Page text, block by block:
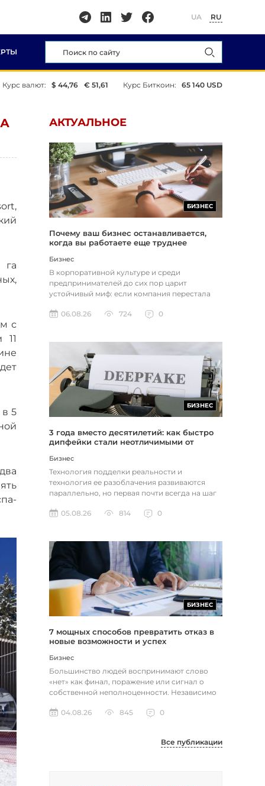
UA RU
Курс валют: $ 44,76 € 51,61 Курс Биткоин: 65 140 USD
га
с
11
5
АКТУАЛЬНОЕ
БИЗНЕС
Почему ваш бизнес останавливается,
когда вы работаете еще труднее
Бизнес
В корпоративной культуре и среди
предпринимателей до сих пор царит
устойчивый миф: если компания перестала
пр...06.08.26 724 0
БИЗНЕС
3 года вместо десятилетий: как быстро
дипфейки стали неотличимыми от
Бизнес
Технология подделки реальности и
технология ее разоблачения развиваются
параллельно, но первая почти всегда на шаг
05.08.26
814 0
БИЗНЕС
7 мощных способов превратить отказ в
новые возможности и успех
Бизнес
Большинство людей воспринимают слово
«нет» как финал, поражение или сигнал о
собственной неполноценности. Независимо
04.08.26
845 0
Все публикации